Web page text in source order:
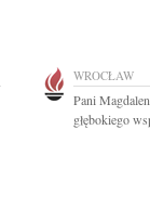
WROCŁAW
Pani
głębokiego